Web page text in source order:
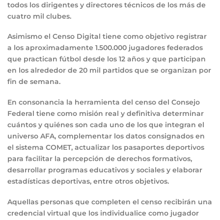
todos los dirigentes y directores técnicos de los más de
cuatro mil clubes.
Asimismo el Censo Digital tiene como objetivo registrar
a los aproximadamente 1.500.000 jugadores federados
que practican fútbol desde los 12 años y que participan
en los alrededor de 20 mil partidos que se organizan por
fin de semana.
En consonancia la herramienta del censo del Consejo
Federal tiene como misión real y definitiva determinar
cuántos y quiénes son cada uno de los que integran el
universo AFA, complementar los datos consignados en
el sistema COMET, actualizar los pasaportes deportivos
para facilitar la percepción de derechos formativos,
desarrollar programas educativos y sociales y elaborar
estadísticas deportivas, entre otros objetivos.
Aquellas personas que completen el censo recibirán una
credencial virtual que los individualice como jugador